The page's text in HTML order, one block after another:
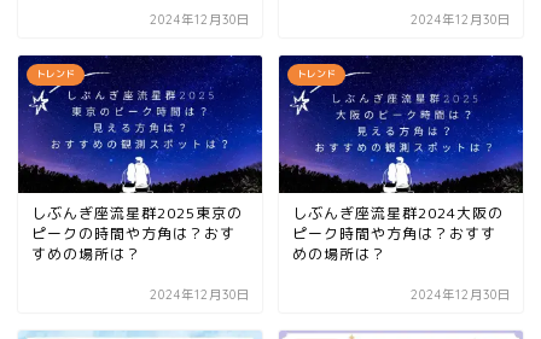
2024年12月30日 2024年12月30日
トレンド
しぶんぎ座流星群2025東京の
ピークの時間や方角は？おす
すめの場所は？
2024年12月30日
トレンド
しぶんぎ座流星群2024大阪の
ピーク時間や方角は？おすす
めの場所は？
2024年12月30日